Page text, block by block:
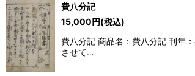
費八分記
15,000円(税込)
費八分記 商品名：費八分記 刊年
させて…